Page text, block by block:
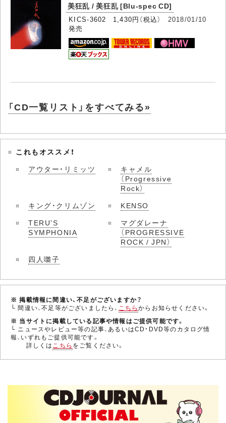
美狂乱 / 美狂乱 [Blu-spec CD]
KICS-3602 1,430円（税込） 2018/01/10
発売
「CD一覧リスト」をすべてみる»
これもオススメ！
アウター・リミッツ
キャメル
（Progressive
Rock）
キング・クリムゾン
KENSO
TERU'S
SYMPHONIA
マグダレーナ
（PROGRESSIVE
ROCK / JPN）
四人囃子
※ 掲載情報に間違い、不足がございますか？
└ 間違い、不足等がございましたら、 こちらからお知らせください。
※ 当サイトに掲載している記事や情報はご提供可能です。
└ ニュースやレビュー等の記事、あるいはCD・DVD等のカタログ情
報、いずれもご提供可能です。
詳しくはこちら をご覧ください。